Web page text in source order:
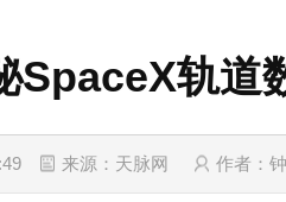
SpaceX轨道
来源：天脉网 作者：